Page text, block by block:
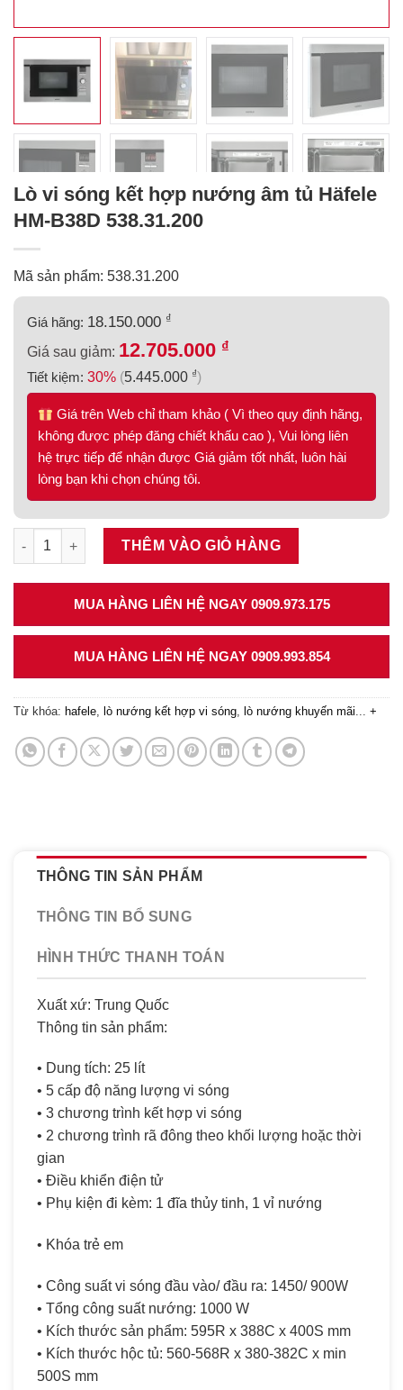
Lò vi sóng kết hợp nướng âm tủ Häfele
HM-B38D 538.31.200
Mã sản phẩm: 538.31.200
Giá hãng: 18.150.000 ₫
Giá sau giảm: 12.705.000 ₫
Tiết kiệm: 30% (5.445.000 ₫)
Giá trên Web chỉ tham khảo ( Vì theo quy định hãng,
không được phép đăng chiết khấu cao ), Vui lòng liên
hệ trực tiếp để nhận được Giá giảm tốt nhất, luôn hài
lòng bạn khi chọn chúng tôi.
Lò vi sóng kết hợp nướng âm tủ Häfele HM-B38D 538.31.200
THÊM VÀO GIỎ HÀNG
MUA HÀNG LIÊN HỆ NGAY 0909.973.175
MUA HÀNG LIÊN HỆ NGAY 0909.993.854
Từ khóa: hafele, lò nướng kết hợp vi sóng, lò nướng khuyến mãi... +
THÔNG TIN SẢN PHẨM
THÔNG TIN BỔ SUNG
HÌNH THỨC THANH TOÁN
Xuất xứ: Trung Quốc
Thông tin sản phẩm:
• Dung tích: 25 lít
• 5 cấp độ năng lượng vi sóng
• 3 chương trình kết hợp vi sóng
• 2 chương trình rã đông theo khối lượng hoặc thời
gian
• Điều khiển điện tử
• Phụ kiện đi kèm: 1 đĩa thủy tinh, 1 vỉ nướng
• Khóa trẻ em
• Công suất vi sóng đầu vào/ đầu ra: 1450/ 900W
• Tổng công suất nướng: 1000 W
• Kích thước sản phẩm: 595R x 388C x 400S mm
• Kích thước hộc tủ: 560-568R x 380-382C x min
500S mm